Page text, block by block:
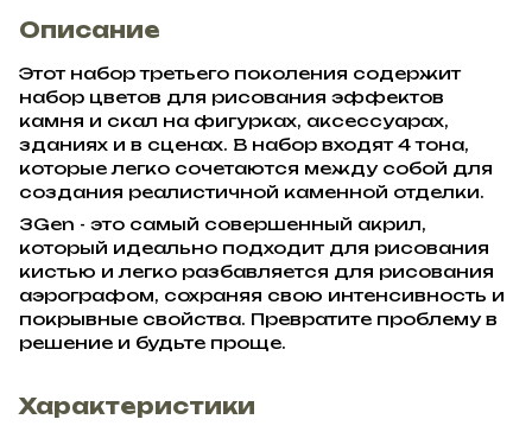
Описание
Этот набор третьего поколения содержит
набор цветов для рисования эффектов
камня и скал на фигурках, аксессуарах,
зданиях и в сценах. В набор входят 4 тона,
которые легко сочетаются между собой для
создания реалистичной каменной отделки.
3Gen - это самый совершенный акрил,
который идеально подходит для рисования
кистью и легко разбавляется для рисования
аэрографом, сохраняя свою интенсивность и
покрывные свойства. Превратите проблему в
решение и будьте проще.
Характеристики